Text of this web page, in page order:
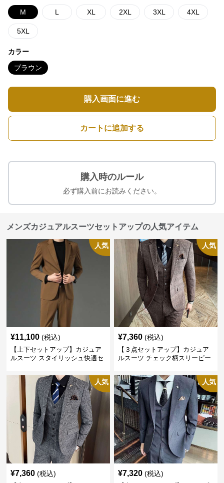
M L XL 2XL 3XL 4XL
5XL
カラー
ブラウン
購入画面に進む
カートに追加する
購入時のルール
必ず購入前にお読みください。
メンズカジュアルスーツセットアップの人気アイテム
人気
¥11,100 (税込)
【上下セットアップ】カジュア
ルスーツ スタイリッシュ快適セ
人気
¥7,360 (税込)
【３点セットアップ】カジュア
ルスーツ チェック柄スリーピー
人気
¥7,360 (税込)
人気
¥7,320 (税込)